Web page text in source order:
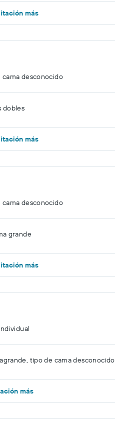
más
desconocido
dobles
más
desconocido
grande
más
tipo de cama desconocido
más